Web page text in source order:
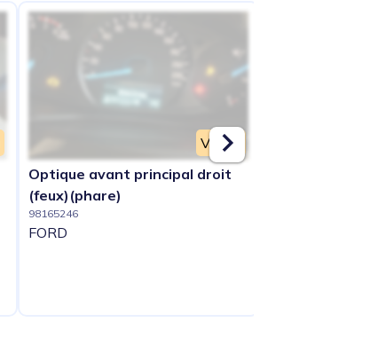
Vendu
Optique avant principal droit
(feux)(phare)
98165246
FORD